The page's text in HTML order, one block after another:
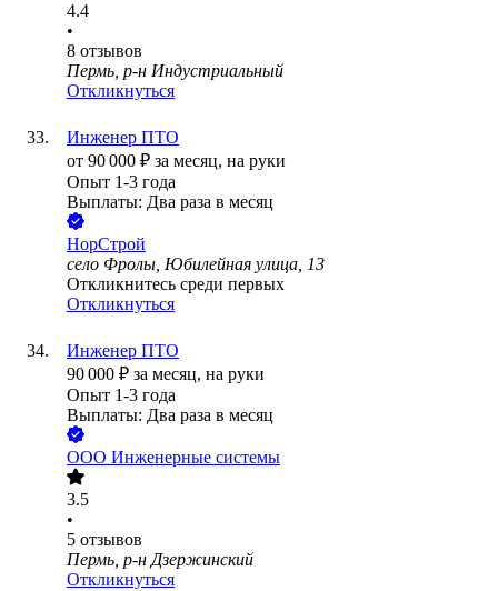
4.4
•
8 отзывов
Пермь, р-н Индустриальный
Откликнуться
Инженер ПТО
от 90 000 ₽ за месяц, на руки
Опыт 1-3 года
Выплаты: Два раза в месяц
НорСтрой
село Фролы, Юбилейная улица, 13
Откликнитесь среди первых
Откликнуться
Инженер ПТО
90 000 ₽ за месяц, на руки
Опыт 1-3 года
Выплаты: Два раза в месяц
ООО Инженерные системы
3.5
•
5 отзывов
Пермь, р-н Дзержинский
Откликнуться